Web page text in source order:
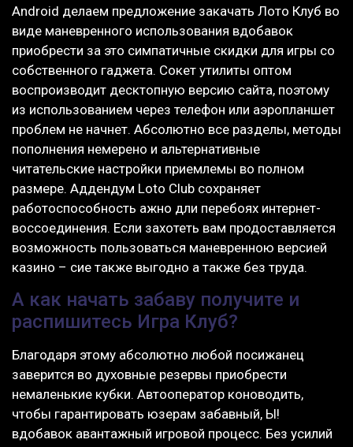
Android делаем предложение закачать Лото Клуб во
виде маневренного использования вдобавок
приобрести за это симпатичные скидки для игры со
собственного гаджета. Сокет утилиты оптом
воспроизводит десктопную версию сайта, поэтому
из использованием через телефон или аэропланшет
проблем не начнет. Абсолютно все разделы, методы
пополнения немерено и альтернативные
читательские настройки приемлемы во полном
размере. Аддендум Loto Club сохраняет
работоспособность ажно дли перебоях интернет-
воссоединения. Если захотеть вам продоставляется
возможность пользоваться маневренною версией
казино – сие также выгодно а также без труда.
А как начать забаву получите и
распишитесь Игра Клуб?
Благодаря этому абсолютно любой посижанец
заверится во духовные резервы приобрести
немаленькие кубки. Автооператор коноводить,
чтобы гарантировать юзерам забавный, Ы!
вдобавок авантажный игровой процесс. Без усилий